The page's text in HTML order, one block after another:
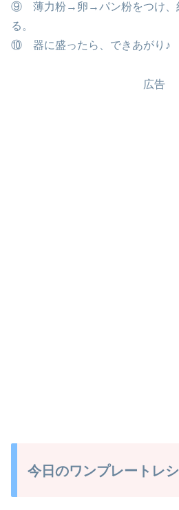
⑨ 薄力粉→卵→パン粉をつけ、
る。
⑩ 器に盛ったら、できあがり♪
広告
今日のワンプレートレ